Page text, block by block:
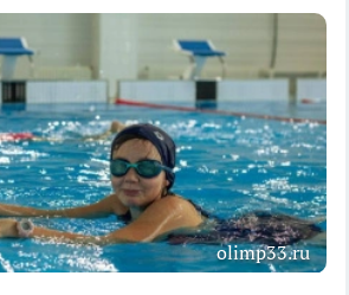
olimp33.ru